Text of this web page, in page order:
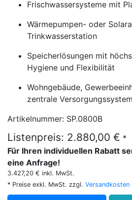
Frischwassersysteme mit
Wärmepumpen- oder
Trinkwasserstation
Speicherlösungen mit
Hygiene und Flexibilität
Wohngebäude,
zentrale
Artikelnummer: SP.0800B
Listenpreis: 2.880,00 € *
Für Ihren individuellen Rabatt
eine Anfrage!
3.427,20 € inkl. MwSt.
* Preise exkl. MwSt. zzgl. Versandkosten